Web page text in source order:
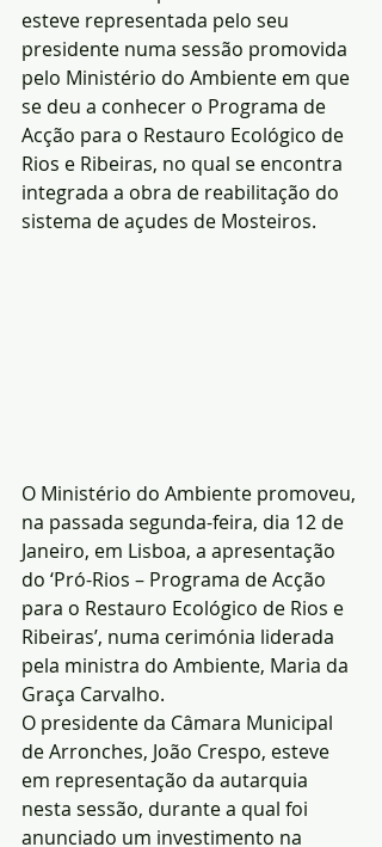
esteve representada pelo seu
presidente numa sessão promovida
pelo Ministério do Ambiente em que
se deu a conhecer o Programa de
Acção para o Restauro Ecológico de
Rios e Ribeiras, no qual se encontra
integrada a obra de reabilitação do
sistema de açudes de Mosteiros.
O Ministério do Ambiente promoveu,
na passada segunda-feira, dia 12 de
Janeiro, em Lisboa, a apresentação
do ‘Pró-Rios – Programa de Acção
para o Restauro Ecológico de Rios e
Ribeiras’, numa cerimónia liderada
pela ministra do Ambiente, Maria da
Graça Carvalho.
O presidente da Câmara Municipal
de Arronches, João Crespo, esteve
em representação da autarquia
nesta sessão, durante a qual foi
anunciado um investimento na